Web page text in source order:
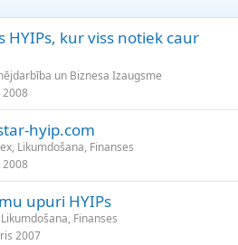
HYIPs, kur viss notiek caur
un Biznesa Izaugsme
2008
hyip.com
Likumdošana, Finanses
2008
upuri HYIPs
Finanses
2007